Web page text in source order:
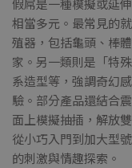
假屌是一種模擬或延
相當多元。最常見的
殖器，包括龜頭、棒
家。另一類則是「特
系造型等，強調奇幻
驗。部分產品還結合
面上模擬抽插，解放
從小巧入門到加大型
的刺激與情趣探索。